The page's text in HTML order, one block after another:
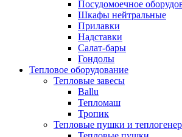
Посудомоечное
Шкафы нейтральные
Прилавки
Надставки
Салат-бары
Гондолы
Тепловое оборудование
Тепловые завесы
Ballu
Тепломаш
Тропик
Тепловые пушки и